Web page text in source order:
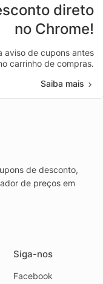
direto
no Chrome!
aviso de cupons antes
carrinho de compras.
Saiba mais
de desconto,
de preços em
Siga-nos
Facebook